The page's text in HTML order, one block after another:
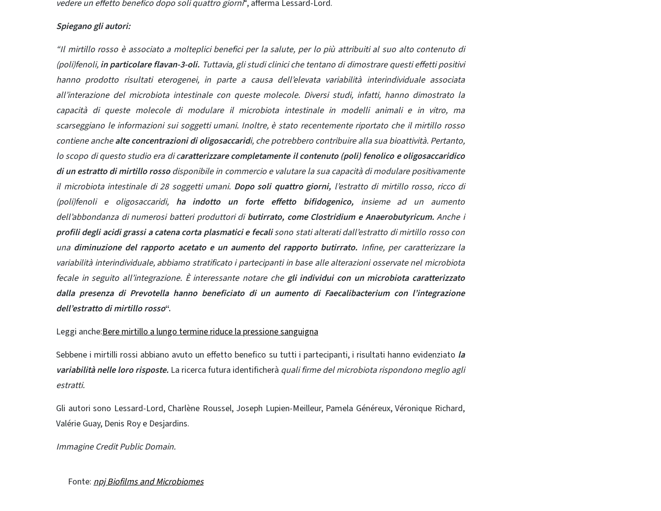
vedere un effetto benefico dopo soli quattro giorni“, afferma Lessard-Lord.
Spiegano gli autori:
“Il mirtillo rosso è associato a molteplici benefici per la salute, per lo più attribuiti al suo alto contenuto di
(poli)fenoli, in particolare flavan-3-oli. Tuttavia, gli studi clinici che tentano di dimostrare questi effetti positivi
hanno prodotto risultati eterogenei, in parte a causa dell’elevata variabilità interindividuale associata
all’interazione del microbiota intestinale con queste molecole. Diversi studi, infatti, hanno dimostrato la
capacità di queste molecole di modulare il microbiota intestinale in modelli animali e in vitro, ma
scarseggiano le informazioni sui soggetti umani. Inoltre, è stato recentemente riportato che il mirtillo rosso
contiene anchealte concentrazioni di oligosaccaridi, che potrebbero contribuire alla sua bioattività. Pertanto,
lo scopo di questo studio era di caratterizzare completamente il contenuto (poli) fenolico e oligosaccaridico
di un estratto di mirtillo rossodisponibile in commercio e valutare la sua capacità di modulare positivamente
il microbiota intestinale di 28 soggetti umani. Dopo soli quattro giorni, l’estratto di mirtillo rosso, ricco di
(poli)fenoli e oligosaccaridi,ha indotto un forte effetto bifidogenico,insieme ad un aumento
dell’abbondanza di numerosi batteri produttori dibutirrato, come Clostridium e Anaerobutyricum.Anche i
profili degli acidi grassi a catena corta plasmatici e fecalisono stati alterati dall’estratto di mirtillo rosso con
una diminuzione del rapporto acetato e un aumento del rapporto butirrato. Infine, per caratterizzare la
variabilità interindividuale, abbiamo stratificato i partecipanti in base alle alterazioni osservate nel microbiota
fecale in seguito all’integrazione. È interessante notare che gli individui con un microbiota caratterizzato
dalla presenza di Prevotella hanno beneficiato di un aumento di Faecalibacterium con l’integrazione
dell’estratto di mirtillo rosso“.
Leggi anche:Bere mirtillo a lungo termine riduce la pressione sanguigna
Sebbene i mirtilli rossi abbiano avuto un effetto benefico su tutti i partecipanti, i risultati hanno evidenziato la
variabilità nelle loro risposte. La ricerca futura identificherà quali firme del microbiota rispondono meglio agli
estratti.
Gli autori sono Lessard-Lord, Charlène Roussel, Joseph Lupien-Meilleur, Pamela Généreux, Véronique Richard,
Valérie Guay, Denis Roy e Desjardins.
Immagine Credit Public Domain.
Fonte: npj Biofilms and Microbiomes